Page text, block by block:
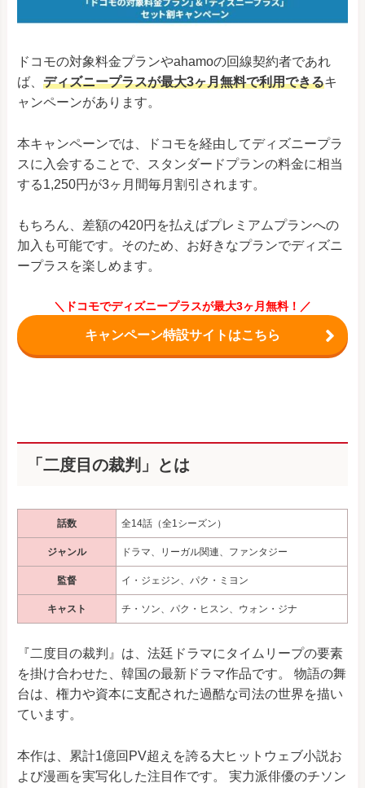
ドコモの対象料金プランやahamoの回線契約者であれ
ば、 ディズニープラスが最大3ヶ月無料で利用できるキ
ャンペーンがあります。
本キャンペーンでは、ドコモを経由してディズニープラ
スに入会することで、スタンダードプランの料金に相当
する1,250円が3ヶ月間毎月割引されます。
もちろん、差額の420円を払えばプレミアムプランへの
加入も可能です。そのため、お好きなプランでディズニ
ープラスを楽しめます。
＼ドコモでディズニープラスが最大3ヶ月無料！／
キャンペーン特設サイトはこちら
「二度目の裁判」とは
話数 全14話（全1シーズン）
ジャンル ドラマ、リーガル関連、ファンタジー
監督 イ・ジェジン、パク・ミヨン
キャスト チ・ソン、パク・ヒスン、ウォン・ジナ
『二度目の裁判』は、法廷ドラマにタイムリープの要素
を掛け合わせた、韓国の最新ドラマ作品です。 物語の舞
台は、権力や資本に支配された過酷な司法の世界を描い
ています。
本作は、累計1億回PV超えを誇る大ヒットウェブ小説お
よび漫画を実写化した注目作です。 実力派俳優のチソン